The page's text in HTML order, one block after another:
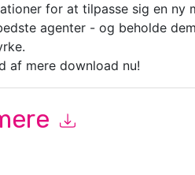
for at tilpasse sig en ny
agenter - og beholde
af mere download nu!